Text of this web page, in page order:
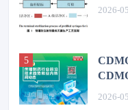
2026-
2026-